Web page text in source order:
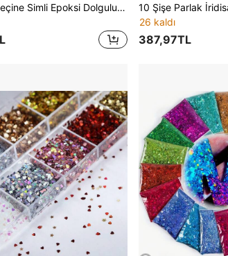
6 adet Reçine Simli Epoksi Dolgulu Metalik Renkli İngilizce Harf Pul, Sonbahar Hediyeleri, Kendin Yap Anahtarlık ve Kolye Yapımı İçin Uygundur
26 kaldı
387,97TL